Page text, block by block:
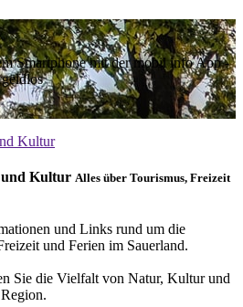
Smartphone mit der mobil info App -
Kultur
und Kultur Alles über Tourismus, Freizeit
und Links rund um die
und Ferien im Sauerland.
Sie die Vielfalt von Natur, Kultur und